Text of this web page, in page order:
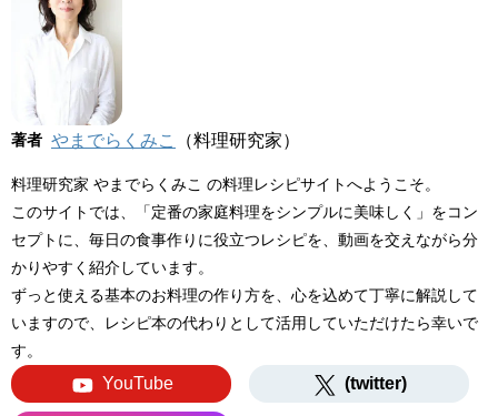
著者 やまでらくみこ （料理研究家）
料理研究家 やまでらくみこ の料理レシピサイトへようこそ。
このサイトでは、「定番の家庭料理をシンプルに美味しく」をコン
セプトに、毎日の食事作りに役立つレシピを、動画を交えながら分
かりやすく紹介しています。
ずっと使える基本のお料理の作り方を、心を込めて丁寧に解説して
いますので、レシピ本の代わりとして活用していただけたら幸いで
す。
YouTube (twitter)